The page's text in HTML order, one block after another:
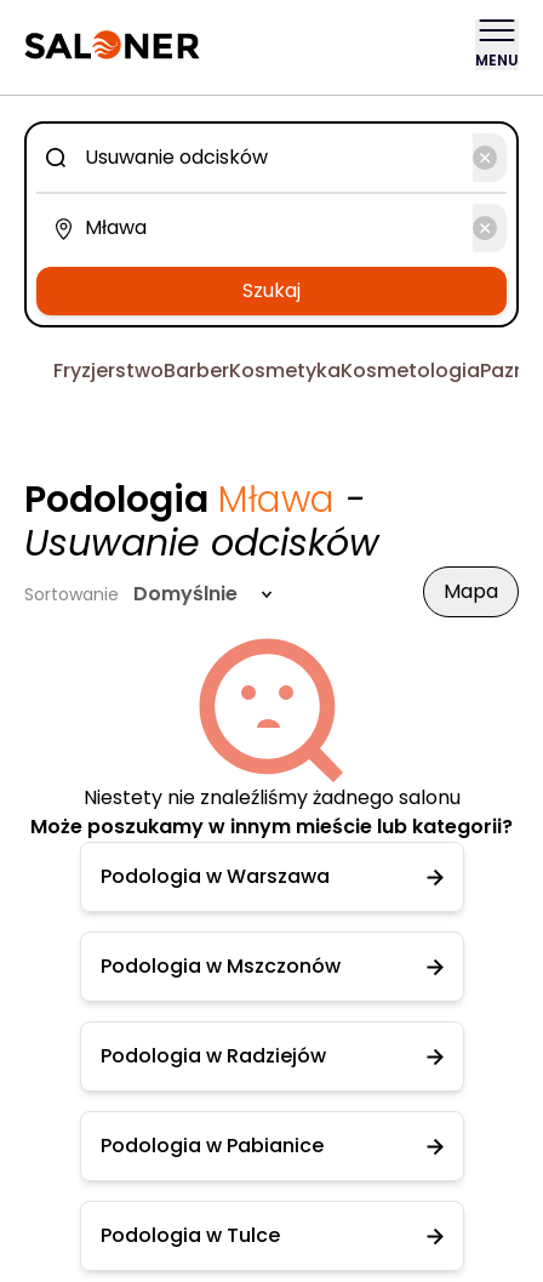
MENU
Szukaj
FryzjerstwoBarberKosmetykaKosmetologia
Podologia Mława -
Usuwanie odcisków
Sortowanie Domyślnie Mapa
Niestety nie znaleźliśmy żadnego salonu
Może poszukamy w innym mieście lub kategorii?
Podologia w Warszawa
Podologia w Mszczonów
Podologia w Radziejów
Podologia w Pabianice
Podologia w Tulce